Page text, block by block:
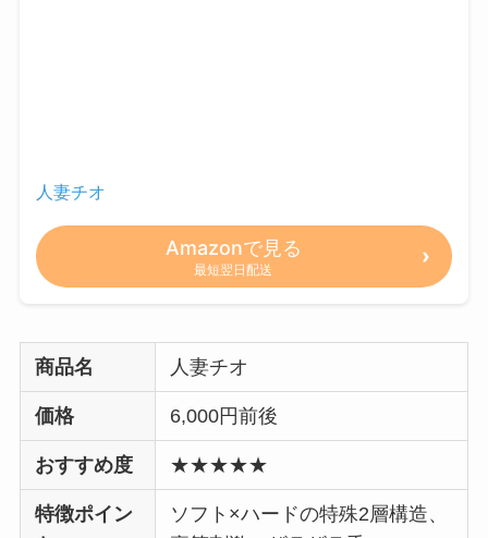
人妻チオ
Amazonで見る
最短翌日配送
商品名 人妻チオ
価格 6,000円前後
おすすめ度 ★★★★★
特徴ポイン
ソフト×ハードの特殊2層構造、